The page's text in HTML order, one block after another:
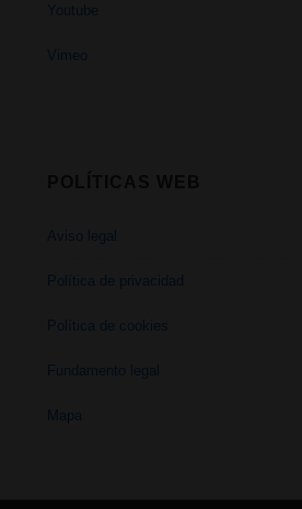
Youtube
Vimeo
Aviso legal
Política de privacidad
Política de cookies
Fundamento legal
Mapa